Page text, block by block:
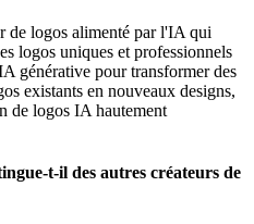
de logos alimenté par l'IA qui
logos uniques et professionnels
générative pour transformer des
existants en nouveaux designs,
de logos IA hautement
t-il des autres créateurs de